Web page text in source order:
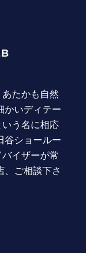
たかも自然
かいディテー
う名に相応
谷ショールー
イザーが常
、ご相談下さ